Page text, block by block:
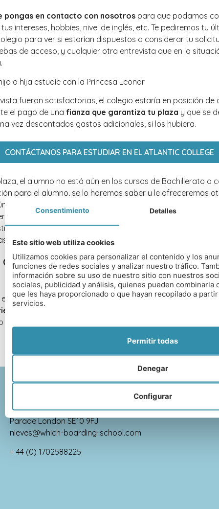
pongas en contacto con nosotros para que podamos
intereses, hobbies, nivel de inglés, etc. Te pediremos tu
para ver si estarían dispuestos a considerar tu
de acceso, y cualquier otra entrevista que en la
fueran satisfactorias, el colegio estaría en posición
el pago de una fianza que garantiza tu plaza y que se
vez descontados gastos adicionales, si los hubiera.
CONTÁCTANOS PARA ESTUDIAR EN EL ATLANTIC COLLEGE
el alumno no está aún en los cursos de Bachillerato o
para el alumno, se lo haremos saber y le ofreceremos
compromiso.
británicos nos permite encajar a cada alumno
específicas. Cada alumno es diferente y no todos los
personas y/o circunstancias.
tu hijo o hija estudie con la
Atlantic College, como por cualquier otro internado
de más de 20 años
para asesorarle en el proceso y conseguir plaza en un
Which Boarding School Ltd, Jubilee Court 20 Victoria
Parade London SE10 9FJ
nieves@which-boarding-school.com
+ 44 (0) 1702588225
Consentimiento Detalles
Este sitio web utiliza cookies
Utilizamos cookies para personalizar el contenido y los
funciones de redes sociales y analizar nuestro tráfico.
información sobre su uso de nuestro sitio con nuestros
sociales, publicidad y análisis, quienes pueden combinarla
que les haya proporcionado o que hayan recopilado a
servicios.
Configurar
Denegar
Permitir todas